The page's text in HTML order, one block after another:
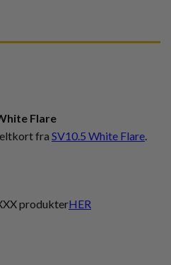
Flare
fra SV10.5 White Flare.
produkterHER